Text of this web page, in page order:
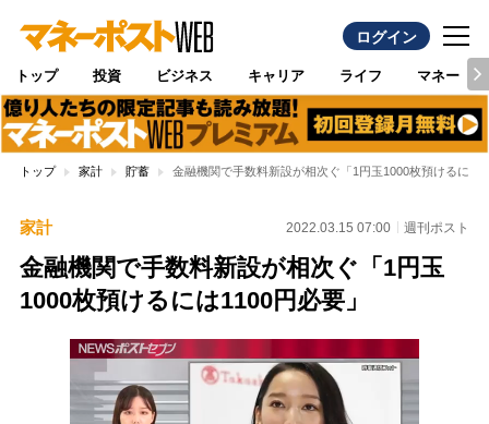
ログイン
トップ 投資 ビジネス キャリア ライフ マネー
トップ 家計 貯蓄 金融機関で手数料新設が相次ぐ「1円玉1000枚預けるには
家計 2022.03.15 07:00 週刊ポスト
金融機関で手数料新設が相次ぐ「1円玉
1000枚預けるには1100円必要」